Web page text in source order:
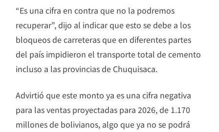
“Es una cifra en contra que no la podremos
recuperar”, dijo al indicar que esto se debe a los
bloqueos de carreteras que en diferentes partes
del país impidieron el transporte total de cemento
incluso a las provincias de Chuquisaca.
Advirtió que este monto ya es una cifra negativa
para las ventas proyectadas para 2026, de 1.170
millones de bolivianos, algo que ya no se podrá